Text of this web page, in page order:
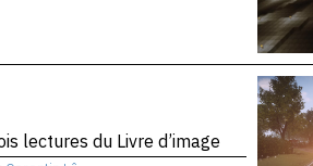
lectures du Livre d’image